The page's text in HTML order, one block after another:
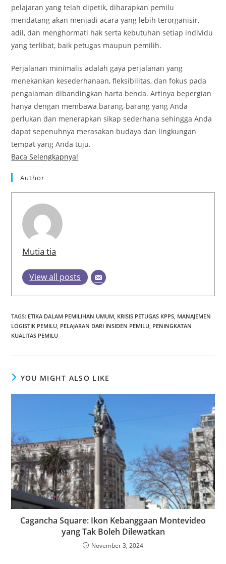
pelajaran yang telah dipetik, diharapkan pemilu
mendatang akan menjadi acara yang lebih terorganisir,
adil, dan menghormati hak serta kebutuhan setiap individu
yang terlibat, baik petugas maupun pemilih.
Perjalanan minimalis adalah gaya perjalanan yang
menekankan kesederhanaan, fleksibilitas, dan fokus pada
pengalaman dibandingkan harta benda. Artinya bepergian
hanya dengan membawa barang-barang yang Anda
perlukan dan menerapkan sikap sederhana sehingga Anda
dapat sepenuhnya merasakan budaya dan lingkungan
tempat yang Anda tuju.
Baca Selengkapnya!
Author
Mutia tia
View all posts
TAGS: ETIKA DALAM PEMILIHAN UMUM KRISIS PETUGAS KPPS MANAJEMEN
LOGISTIK PEMILU PELAJARAN DARI INSIDEN PEMILU PENINGKATAN
KUALITAS PEMILU
YOU MIGHT ALSO LIKE
Cagancha Square: Ikon Kebanggaan Montevideo
yang Tak Boleh Dilewatkan
November 3, 2024